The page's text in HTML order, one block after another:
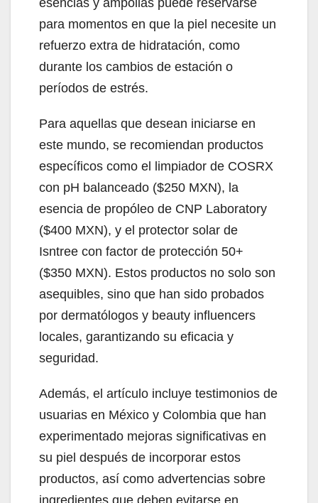
para momentos en que la piel necesite un
refuerzo extra de hidratación, como
durante los cambios de estación o
períodos de estrés.
Para aquellas que desean iniciarse en
este mundo, se recomiendan productos
específicos como el limpiador de COSRX
con pH balanceado ($250 MXN), la
esencia de propóleo de CNP Laboratory
($400 MXN), y el protector solar de
Isntree con factor de protección 50+
($350 MXN). Estos productos no solo son
asequibles, sino que han sido probados
por dermatólogos y beauty influencers
locales, garantizando su eficacia y
seguridad.
Además, el artículo incluye testimonios de
usuarias en México y Colombia que han
experimentado mejoras significativas en
su piel después de incorporar estos
productos, así como advertencias sobre
ingredientes que deben evitarse en